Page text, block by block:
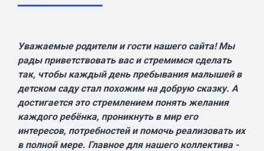
Уважаемые родители и гости нашего сайта! Мы
рады приветствовать вас и стремимся сделать
так, чтобы каждый день пребывания малышей в
детском саду стал похожим на добрую сказку. А
достигается это стремлением понять желания
каждого ребёнка, проникнуть в мир его
интересов, потребностей и помочь реализовать их
в полной мере. Главное для нашего коллектива -